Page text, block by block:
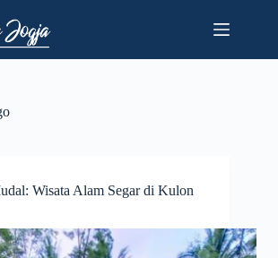
Wisata Alam Segar di Kulon